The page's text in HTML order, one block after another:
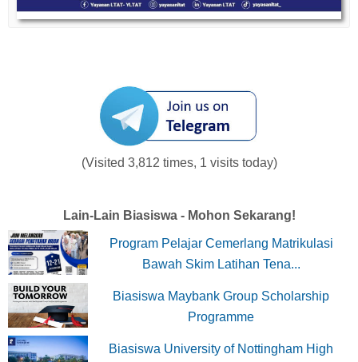
(Visited 3,812 times, 1 visits today)
Lain-Lain Biasiswa - Mohon Sekarang!
Program Pelajar Cemerlang Matrikulasi
Bawah Skim Latihan Tena...
Biasiswa Maybank Group Scholarship
Programme
Biasiswa University of Nottingham High